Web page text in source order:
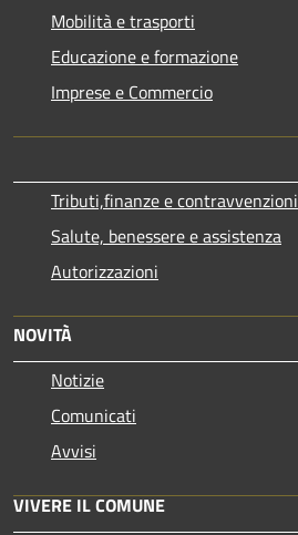
Mobilità e trasporti
Educazione e formazione
Imprese e Commercio
Tributi,finanze e contravvenzioni
Salute, benessere e assistenza
Autorizzazioni
NOVITÀ
Notizie
Comunicati
Avvisi
VIVERE IL COMUNE